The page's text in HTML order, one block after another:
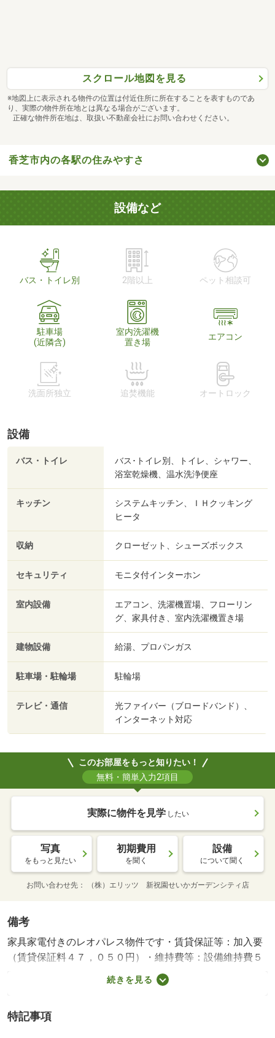
スクロール地図を見る
※地図上に表示される物件の位置は付近住所に所在することを表すものであ
り、実際の物件所在地とは異なる場合がございます。
正確な物件所在地は、取扱い不動産会社にお問い合わせください。
香芝市内の各駅の住みやすさ
設備など
バス・トイレ別 2階以上 ペット相談可
駐車場
(近隣含)
室内洗濯機
置き場
エアコン
洗面所独立 追焚機能 オートロック
設備
バス・トイレ
バス･トイレ別、トイレ、シャワー、
浴室乾燥機、温水洗浄便座
キッチン
システムキッチン、ＩＨクッキング
ヒータ
収納 クローゼット、シューズボックス
セキュリティ モニタ付インターホン
室内設備
エアコン、洗濯機置場、フローリン
グ、家具付き、室内洗濯機置き場
建物設備 給湯、プロパンガス
駐車場・駐輪場 駐輪場
テレビ・通信
光ファイバー（ブロードバンド）、
インターネット対応
このお部屋をもっと知りたい！
無料・簡単入力2項目
実際に物件を見学 したい
写真
をもっと見たい
初期費用
を聞く
設備
について聞く
お問い合わせ先 （株）エリッツ 新祝園せいかガーデンシティ店
備考
家具家電付きのレオパレス物件です・賃貸保証等：加入要
（賃貸保証料４７，０５０円）・維持費等：設備維持費５
５０円／月・インターネット使用料３，６３０円／月・近
鉄大阪線の五位堂駅まで徒歩４分の物件です。浴室には浴
か所備えております。周辺にはローソン 香芝瓦口店があ
続きを見る
特記事項